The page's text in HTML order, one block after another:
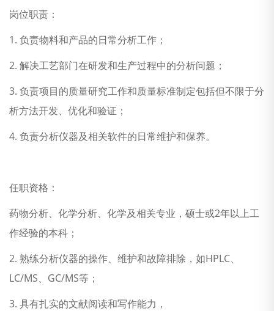
岗位职责：
1. 负责物料和产品的日常分析工作；
2. 解决工艺部门在研发和生产过程中的分析问题；
3. 负责项目的质量研究工作和质量标准制定包括但不限于分
析方法开发、优化和验证；
4. 负责分析仪器及相关软件的日常维护和保养。
任职资格：
药物分析、化学分析、化学及相关专业，硕士或2年以上工
作经验的本科；
2. 熟练分析仪器的操作、维护和故障排除，如HPLC、
LC/MS、GC/MS等；
3. 具有扎实的文献阅读和写作能力，